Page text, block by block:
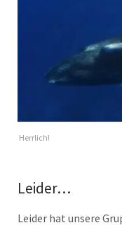
Herrlich!
Leider…
Leider hat unsere